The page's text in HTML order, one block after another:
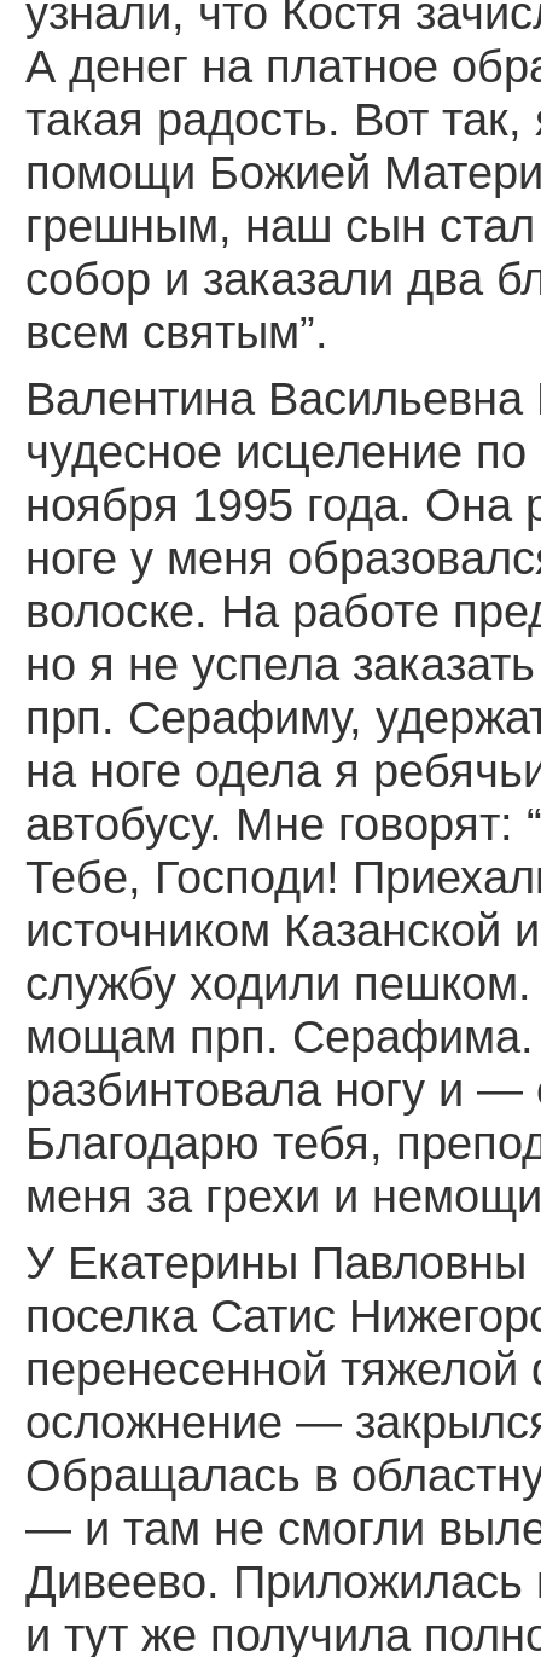
узнали, что Костя
А денег на платное
такая радость. Вот
помощи Божией
грешным, наш сын
собор и заказали два
всем святым”.
Валентина
чудесное исцеление
ноября 1995 года. Она
ноге у меня
волоске. На работе
но я не успела
прп. Серафиму,
на ноге одела я
автобусу. Мне
Тебе, Господи!
источником
службу ходили
мощам прп. Серафима.
разбинтовала ногу и
Благодарю тебя,
меня за грехи и
У Екатерины
поселка Сатис
перенесенной
осложнение —
Обращалась в
— и там не смогли
Дивеево.
и тут же получила